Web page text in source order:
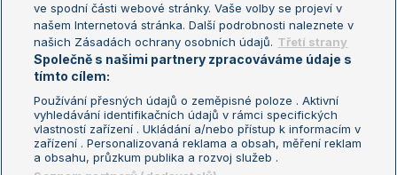
Fotbalové přestupy
Livesport Daily
LS Prague Open
Podmínky užití
Nastavení soukromí
GDPR a žurnalistika
Reklama
Kontakt
Informace o zpracování osobních
ve spodní části webové stránky. Vaše volby se projeví v
našem Internetová stránka. Další podrobnosti naleznete v
našich Zásadách ochrany osobních údajů. Třetí strany
Společně s našimi partnery zpracováváme údaje s
tímto cílem:
Používání přesných údajů o zeměpisné poloze . Aktivní
vyhledávání identifikačních údajů v rámci specifických
vlastností zařízení . Ukládání a/nebo přístup k informacím v
zařízení . Personalizovaná reklama a obsah, měření reklam
a obsahu, průzkum publika a rozvoj služeb .